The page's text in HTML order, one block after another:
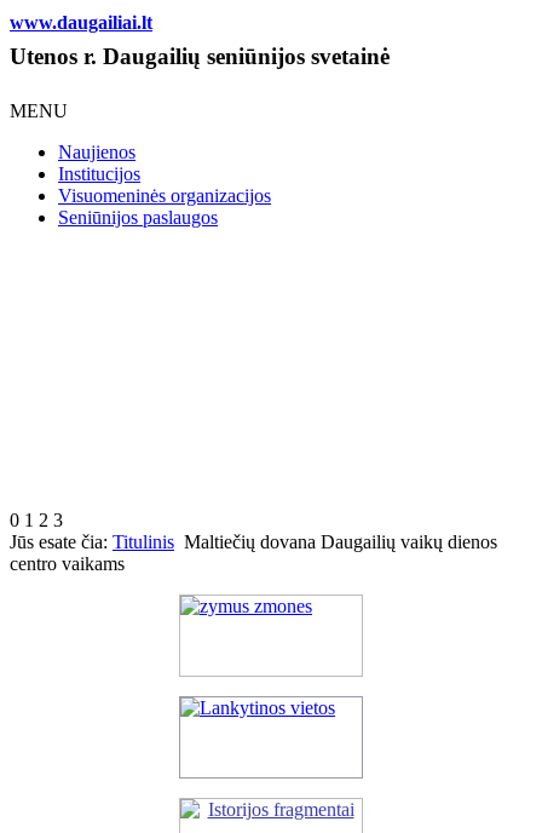
www.daugailiai.lt
Utenos r. Daugailių seniūnijos svetainė
MENU
Naujienos
Institucijos
Visuomeninės organizacijos
Seniūnijos paslaugos
0 1 2 3
Jūs esate čia: Titulinis Maltiečių dovana Daugailių vaikų dienos
centro vaikams